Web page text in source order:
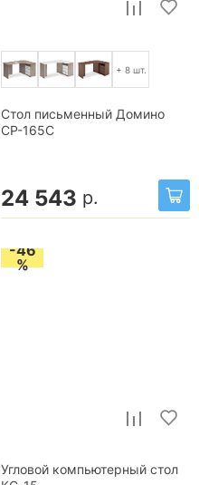
+ 8 шт.
Стол письменный Домино
СР-165С
24 543 р.
-46
%
Угловой компьютерный стол